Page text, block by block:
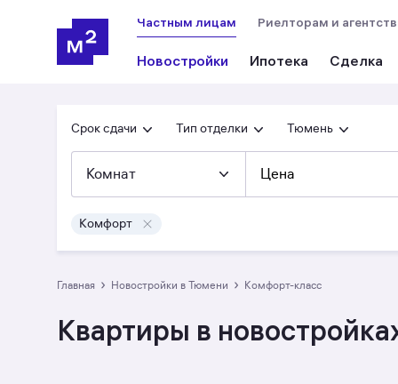
Частным лицам
Новостройки Ипотека Сделка
Риелторам и
Срок сдачи Тип отделки Тюмень
Комнат Цена
Комфорт
Главная › Новостройки в Тюмени › комфорт-класс
Квартиры в